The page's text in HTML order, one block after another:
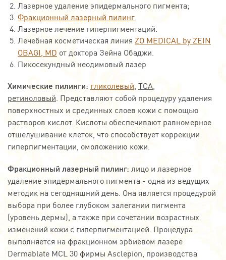
Лазерное удаление эпидермального пигмента;
Фракционный лазерный пилинг.
Лазерное лечение гиперпигментаций.
Лечебная косметическая линия ZO MEDICAL by ZEIN
OBAGI, MD от доктора Зейна Обаджи.
Пикосекундный неодимовый лазер
Химические пилинги: гликолевый, ТСА,
ретиноловый. Представляют собой процедуру удаления
поверхностных и срединных слоев кожи с помощью
растворов кислот. Кислоты обеспечивают равномерное
отшелушивание клеток, что способствует коррекции
гиперпигментации, омоложению кожи.
Фракционный лазерный пилинг: лицо и лазерное
удаление эпидермального пигмента - одна из ведущих
методик на сегодняшний день. Она является процедурой
выбора при более глубоком залегании пигмента
(уровень дермы), а также при сочетании возрастных
изменений кожи с гиперпигментацией. Процедура
выполняется на фракционном эрбиевом лазере
Dermablate MCL 30 фирмы Asclepion, производства